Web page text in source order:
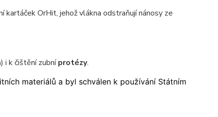
kartáček OrHit, jehož vlákna odstraňují nánosy ze
) i k čištění zubníprotézy.
materiálů a byl schválen k používání Státním